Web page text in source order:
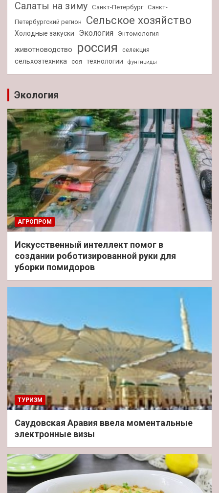
Салаты на зиму Санкт-Петербург Санкт-
Петербургский регион
Сельское хозяйство
Холодные закуски Экология Энтомология
животноводство россия селекция
сельхозтехника соя технологии фунгициды
Экология
АГРОПРОМ
Искусственный интеллект помог в
создании роботизированной руки для
уборки помидоров
ТУРИЗМ
Саудовская Аравия ввела моментальные
электронные визы